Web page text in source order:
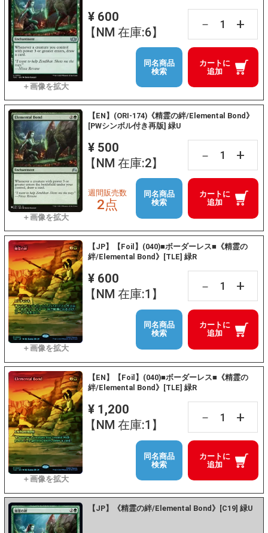
¥ 600
【NM 在庫:6】
－ +
カートに
追加
同名商品
検索
【EN】(ORI-174)《精霊の絆/Elemental Bond》
[PWシンボル付き再版] 緑U
¥ 500
【NM 在庫:2】
－ +
カートに
追加
週間販売数
2点
同名商品
検索
【JP】【Foil】(040)■ボーダーレス■《精霊の
絆/Elemental Bond》[TLE] 緑R
¥ 600
【NM 在庫:1】
－ +
カートに
追加
同名商品
検索
【EN】【Foil】(040)■ボーダーレス■《精霊の
絆/Elemental Bond》[TLE] 緑R
¥ 1,200
【NM 在庫:1】
－ +
カートに
追加
同名商品
検索
【JP】《精霊の絆/Elemental Bond》[C19] 緑U